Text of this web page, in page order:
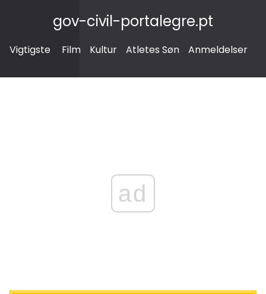
gov-civil-portalegre.pt
Vigtigste Film Kultur Atletes Søn Anmeldelser
ad